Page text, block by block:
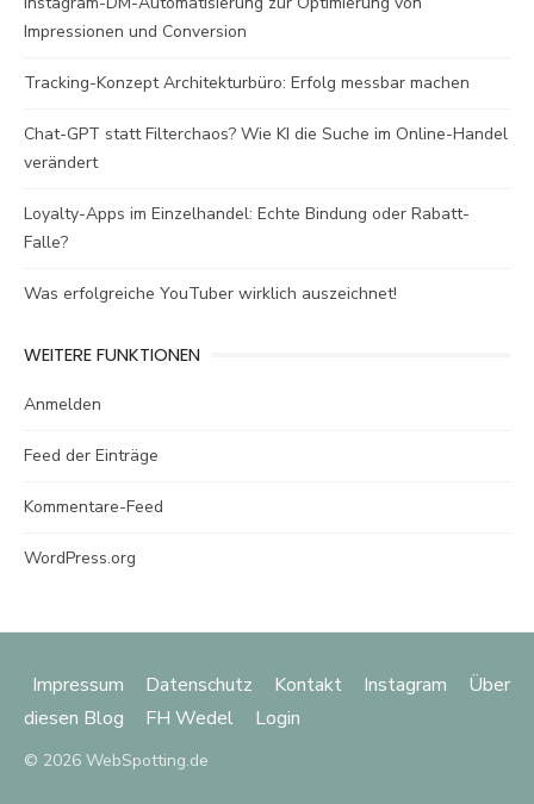
Impressionen und Conversion
Tracking-Konzept Architekturbüro: Erfolg messbar machen
Chat-GPT statt Filterchaos? Wie KI die Suche im Online-Handel
verändert
Loyalty-Apps im Einzelhandel: Echte Bindung oder Rabatt-
Falle?
Was erfolgreiche YouTuber wirklich auszeichnet!
WEITERE FUNKTIONEN
Anmelden
Feed der Einträge
Kommentare-Feed
WordPress.org
Impressum Datenschutz Kontakt Instagram
Über
diesen Blog
FH Wedel Login
© 2026 WebSpotting.de